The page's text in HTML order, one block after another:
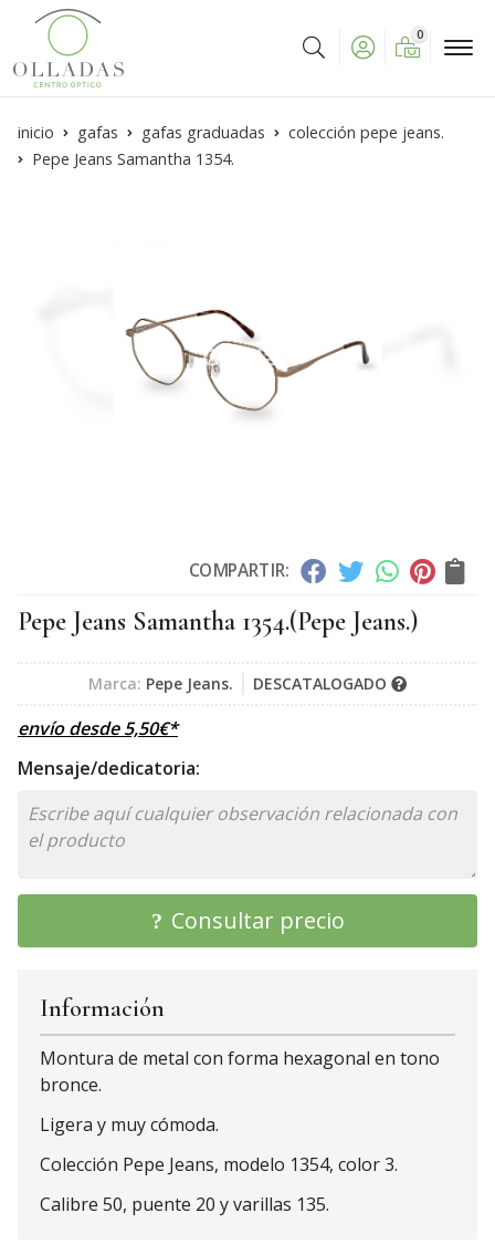
Buscar
0
inicio gafas gafas graduadas
colección pepe jeans.
Pepe Jeans Samantha 1354.
COMPARTIR:
Pepe Jeans Samantha 1354.(Pepe Jeans.)
Marca: Pepe Jeans. DESCATALOGADO
envío desde5,50€*
Mensaje/dedicatoria:
Consultar precio
Información
Montura de metal con forma hexagonal en tono
bronce.
Ligera y muy cómoda.
Colección Pepe Jeans, modelo 1354, color 3.
Calibre 50, puente 20 y varillas 135.